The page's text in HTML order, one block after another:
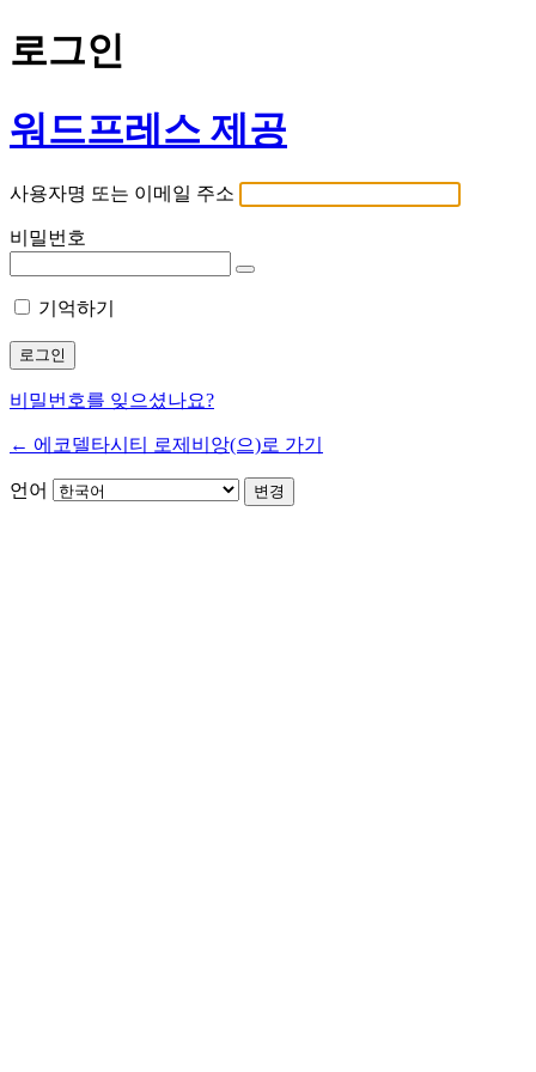
로그인
워드프레스 제공
사용자명 또는 이메일 주소
비밀번호
기억하기
비밀번호를 잊으셨나요?
← 에코델타시티 로제비앙(으)로 가기
언어